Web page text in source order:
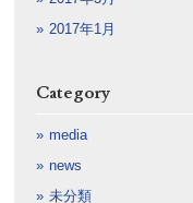
2017年1月
Category
media
news
未分類